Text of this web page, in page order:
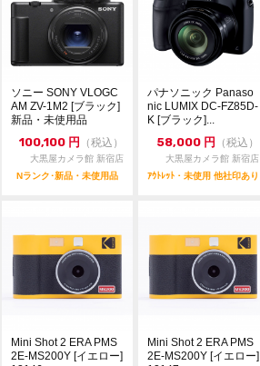
ソニー SONY VLOGC
AM ZV-1M2 [ブラック]
新品・未使用品
100,100 円 （税込）
大黒屋カメラ館 新宿店
Nランク･新品・未使用品
パナソニック Panaso
nic LUMIX DC-FZ85D-
K [ブラック]...
58,000 円 （税込）
大黒屋カメラ館 新宿店
ｱｳﾄﾚｯﾄ・未使用 他社印あり
Mini Shot 2 ERA PMS
2E-MS200Y [イエロー]
Mini Shot 2 ERA PMS
2E-MS200Y [イエロー]